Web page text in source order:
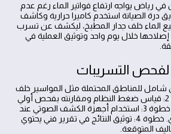
رياض يواجه ارتفاع فواتير الماء رغم عدم
درة الصيانة استخدم كاميرا حرارية وكاشف
الماء خلف جدار المطبخ، ليكشف عن تسرب
خلال يوم واحد وتوثيق العملية في
شامل للمناطق المحتملة مثل المواسير خلف
الخزائن والحمامات. خطوة 2: قياس ضغط النظام ومقارنته بفحص أولي
لمعرفة أماكن الانخفاض. خطوة 3: استخدام أجهزة الكشف الصوتي عند
وجود صوت مائي غير عادي. خطوة 4: توثيق النتائج في تقرير فني يحتوي
المتوقعة.